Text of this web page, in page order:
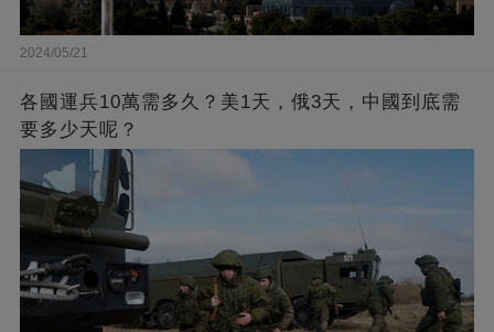
2024/05/21
各國運兵10萬需多久？美1天，俄3天，中國到底需
要多少天呢？